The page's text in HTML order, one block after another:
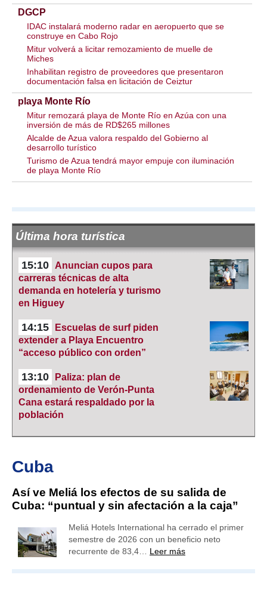
DGCP
IDAC instalará moderno radar en aeropuerto que se
construye en Cabo Rojo
Mitur volverá a licitar remozamiento de muelle de
Miches
Inhabilitan registro de proveedores que presentaron
documentación falsa en licitación de Ceiztur
playa Monte Río
Mitur remozará playa de Monte Río en Azúa con una
inversión de más de RD$265 millones
Alcalde de Azua valora respaldo del Gobierno al
desarrollo turístico
Turismo de Azua tendrá mayor empuje con iluminación
de playa Monte Río
Última hora turística
15:10
Anuncian cupos para
carreras técnicas de alta
demanda en hotelería y turismo
en Higuey
14:15
Escuelas de surf piden
extender a Playa Encuentro
“acceso público con orden”
13:10
Paliza: plan de
ordenamiento de Verón-Punta
Cana estará respaldado por la
población
Cuba
Así ve Meliá los efectos de su salida de
Cuba: “puntual y sin afectación a la caja”
Meliá Hotels International ha cerrado el primer
semestre de 2026 con un beneficio neto
recurrente de 83,4… Leer más